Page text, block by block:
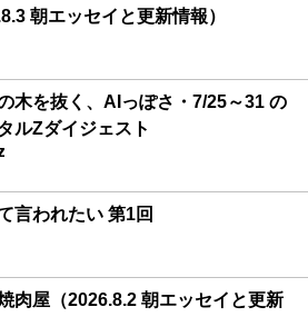
朝エッセイと更新情報）
木を抜く、AIっぽさ・7/25～31 の
ルZダイジェスト
言われたい 第1回
肉屋（2026.8.2 朝エッセイと更新